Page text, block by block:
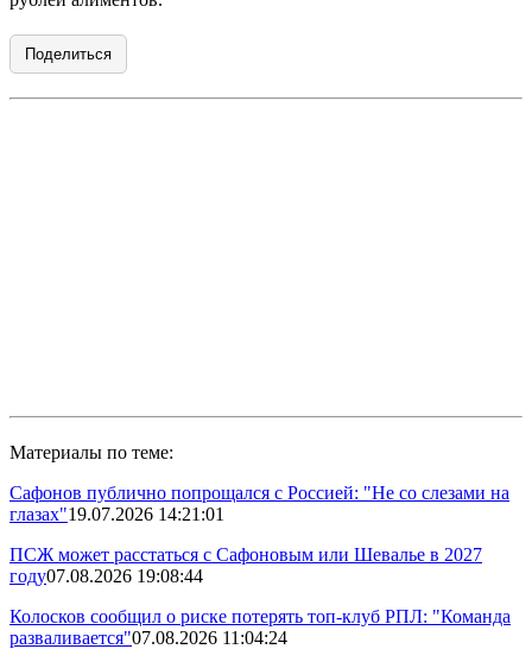
Поделиться
Материалы по теме:
Сафонов публично попрощался с Россией: "Не со слезами на
глазах"19.07.2026 14:21:01
ПСЖ может расстаться с Сафоновым или Шевалье в 2027
году07.08.2026 19:08:44
Колосков сообщил о риске потерять топ-клуб РПЛ: "Команда
разваливается"07.08.2026 11:04:24